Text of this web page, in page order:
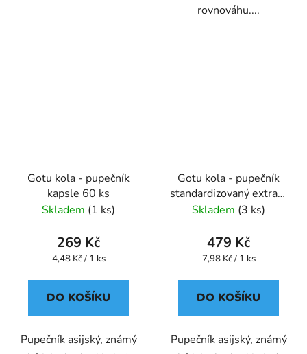
rovnováhu....
Gotu kola - pupečník
kapsle 60 ks
Skladem (1 ks)
269 Kč
Měrná
4,48 Kč / 1 ks
DO KOŠÍKU
Pupečník asijský, známý
Gotu kola - pupečník
standardizovaný extrakt
kapsle 60 ks
Skladem (3 ks)
479 Kč
Měrná
7,98 Kč / 1 ks
DO KOŠÍKU
Pupečník asijský, známý